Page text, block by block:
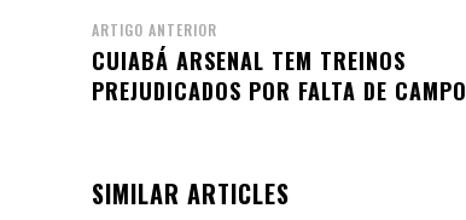
ARTIGO ANTERIOR
CUIABÁ ARSENAL TEM TREINOS
PREJUDICADOS POR FALTA DE CAMPO
SIMILAR ARTICLES